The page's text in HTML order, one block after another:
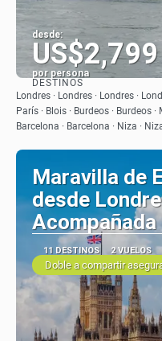
desde:
US$2,799
por persona
DESTINOS
Londres · Londres · Londres ·
París · Blois · Burdeos · Burdeos
Barcelona · Barcelona · Niza ·
Maravilla de
desde
Acompañada
11 DESTINOS 2 VUELOS
Doble a compartir